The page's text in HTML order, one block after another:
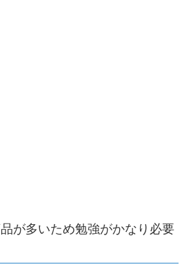
が多いため勉強がかなり必要